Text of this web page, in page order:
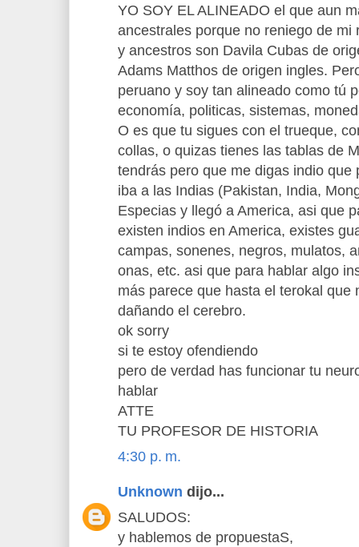
YO SOY EL ALINEADO el que aun
ancestrales porque no reniego de mi
y ancestros son Davila Cubas de
Adams Matthos de origen ingles.
peruano y soy tan alineado como tú
economía, politicas, sistemas,
O es que tu sigues con el trueque,
collas, o quizas tienes las tablas de
tendrás pero que me digas indio que
iba a las Indias (Pakistan, India,
Especias y llegó a America, asi que
existen indios en America, existes
campas, sonenes, negros, mulatos,
onas, etc. asi que para hablar algo
más parece que hasta el terokal que
dañando el cerebro.
ok sorry
si te estoy ofendiendo
pero de verdad has funcionar tu
hablar
ATTE
TU PROFESOR DE HISTORIA
4:30 p. m.
Unknown dijo...
SALUDOS:
y hablemos de propuestaS,